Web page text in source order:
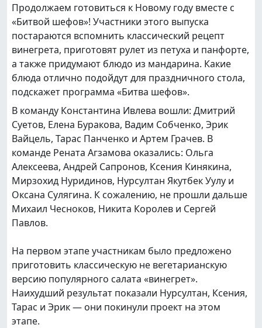
Продолжаем готовиться к Новому году вместе с
«Битвой шефов»! Участники этого выпуска
постараются вспомнить классический рецепт
винегрета, приготовят рулет из петуха и панфорте,
а также придумают блюдо из мандарина. Какие
блюда отлично подойдут для праздничного стола,
подскажет программа «Битва шефов».
В команду Константина Ивлева вошли: Дмитрий
Суетов, Елена Буракова, Вадим Собченко, Эрик
Вайцель, Тарас Панченко и Артем Грачев. В
команде Рената Агзамова оказались: Ольга
Алексеева, Андрей Сапронов, Ксения Кинякина,
Мирзохид Нуридинов, Нурсултан Якутбек Уулу и
Оксана Сулягина. К сожалению, не прошли дальше
Михаил Чесноков, Никита Королев и Сергей
Павлов.
На первом этапе участникам было предложено
приготовить классическую не вегетарианскую
версию популярного салата «винегрет».
Наихудший результат показали Нурсултан, Ксения,
Тарас и Эрик — они покинули проект на этом
этапе.